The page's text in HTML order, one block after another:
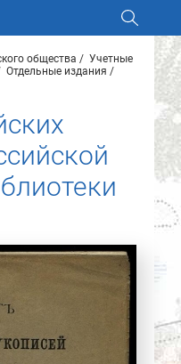
общества
Учетные
Отдельные издания